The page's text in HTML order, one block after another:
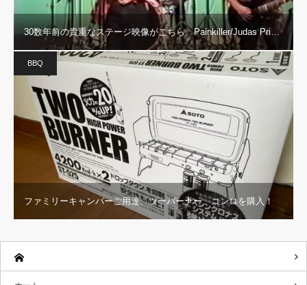
30数年前の貴重なステージ映像がこちら Painkiller/Judas Pri…
BBQ
ファミリーキャンパーご用達、ツーバーナー コンロを購入！